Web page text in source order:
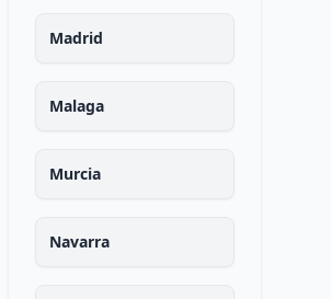
Madrid
Malaga
Murcia
Navarra